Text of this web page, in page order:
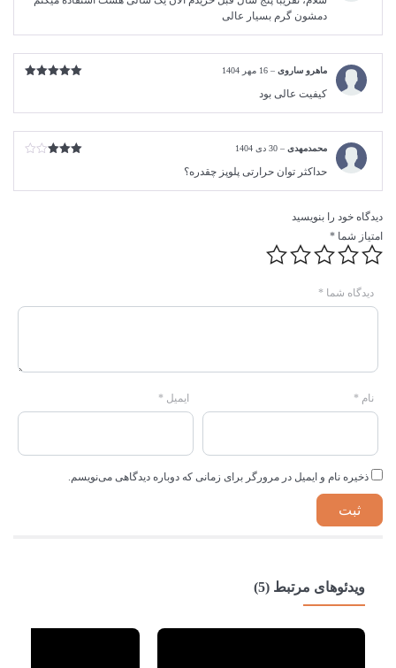
5
دمشون گرم بسیار عالی
ماهرو ساروی – 16 مهر 1404
کیفیت عالی بود
محمدمهدی – 30 دی 1404
حداکثر توان حرارتی پلوپز چقدره؟
دیدگاه خود را بنویسید
امتیاز شما *
دیدگاه شما *
نام * ایمیل *
ذخیره نام و ایمیل در مرورگر برای زمانی که دوباره دیدگاهی می‌نویسم.
ویدئوهای مرتبط (5)